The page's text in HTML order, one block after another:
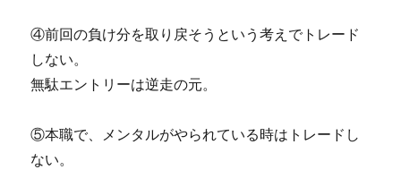
④前回の負け分を取り戻そうという考えでトレード
しない。
無駄エントリーは逆走の元。
⑤本職で、メンタルがやられている時はトレードし
ない。